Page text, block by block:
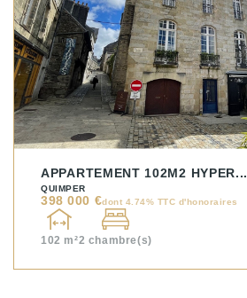
APPARTEMENT 102M2 HYPER...
QUIMPER
398 000 €dont 4.74% TTC d'honoraires
102 m²2 chambre(s)